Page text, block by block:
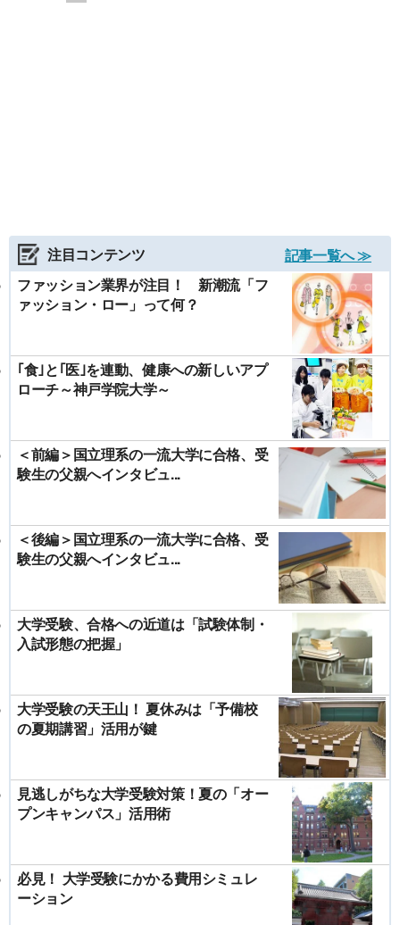
注目コンテンツ
記事一覧へ ≫
ファッション業界が注目！ 新潮流「フ
ァッション・ロー」って何？
｢食｣と｢医｣を連動、健康への新しいアプ
ローチ～神戸学院大学～
＜前編＞国立理系の一流大学に合格、受
験生の父親へインタビュ...
＜後編＞国立理系の一流大学に合格、受
験生の父親へインタビュ...
大学受験、合格への近道は「試験体制・
入試形態の把握」
大学受験の天王山！ 夏休みは「予備校
の夏期講習」活用が鍵
見逃しがちな大学受験対策！夏の「オー
プンキャンパス」活用術
必見！ 大学受験にかかる費用シミュレ
ーション